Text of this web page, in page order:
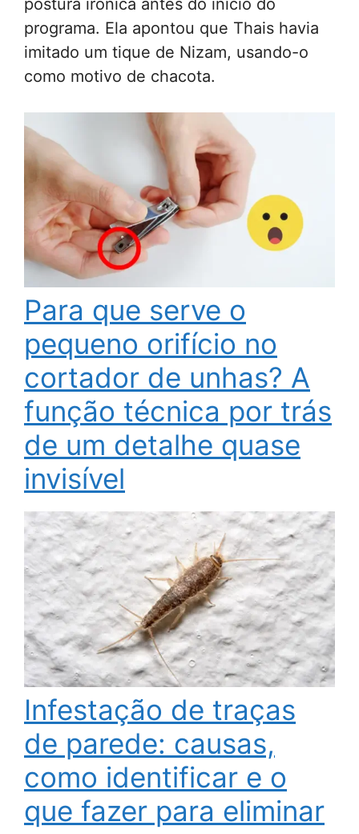
postura irônica antes do início do
programa. Ela apontou que Thais havia
imitado um tique de Nizam, usando-o
como motivo de chacota.
Para que serve o
pequeno orifício no
cortador de unhas? A
função técnica por trás
de um detalhe quase
invisível
Infestação de traças
de parede: causas,
como identificar e o
que fazer para eliminar